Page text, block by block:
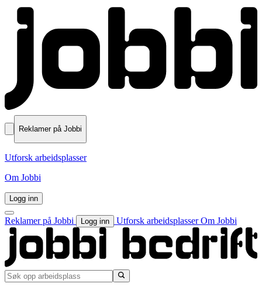
Reklamer på Jobbi
Utforsk arbeidsplasser
Om Jobbi
Logg inn
Reklamer på Jobbi Logg inn Utforsk arbeidsplasserOm Jobbi